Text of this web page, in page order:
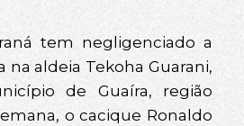
tem negligenciado a
aldeia Tekoha Guarani,
de Guaíra, região
o cacique Ronaldo